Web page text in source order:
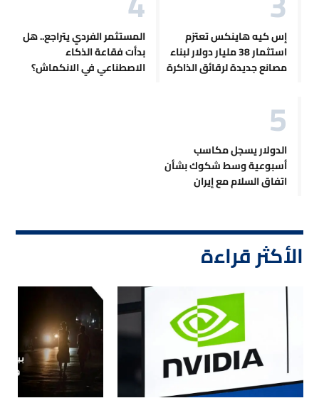
إس كيه هاينكس تعتزم
استثمار 38 مليار دولار لبناء
مصانع جديدة لرقائق الذاكرة
المستثمر الفردي يتراجع.. هل
بدأت فقاعة الذكاء
الاصطناعي في الانكماش؟
الدولار يسجل مكاسب
أسبوعية وسط شكوك بشأن
اتفاق السلام مع إيران
الأكثر قراءة